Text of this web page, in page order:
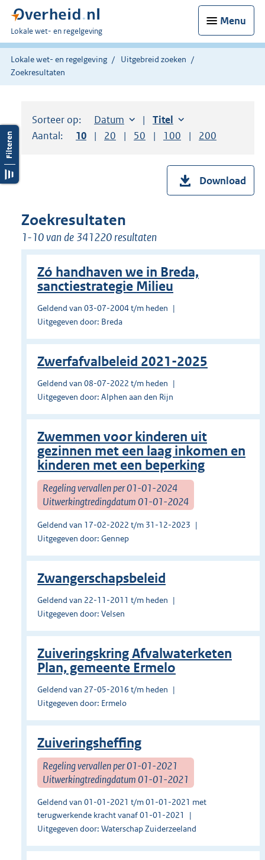
Menu
U
bent
hier:
Lokale wet- en regelgeving
Lokale wet- en regelgeving
Uitgebreid zoeken
Zoekresultaten
Sorteer op: Sorteer op:
Datum aflopendSorteer op:
Titel oplopend
Aantal:
Toon
10 resultaten per pagina
Toon
20 resultaten per pagina
Toon
50 resultaten per pagina
Toon
100 resultaten per
Toon
200
Download
Zoekresultaten
1-10 van de 341220 resultaten
Zó handhaven we in Breda,
sanctiestrategie Milieu
Geldend van 03-07-2004 t/m heden
Uitgegeven door: Breda
Zwerfafvalbeleid 2021-2025
Geldend van 08-07-2022 t/m heden
Uitgegeven door: Alphen aan den Rijn
Zwemmen voor kinderen uit
gezinnen met een laag inkomen en
kinderen met een beperking
Regeling vervallen per 01-01-2024
Uitwerkingtredingdatum 01-01-2024
Geldend van 17-02-2022 t/m 31-12-2023
Uitgegeven door: Gennep
Zwangerschapsbeleid
Geldend van 22-11-2011 t/m heden
Uitgegeven door: Velsen
Zuiveringskring Afvalwaterketen
Plan, gemeente Ermelo
Geldend van 27-05-2016 t/m heden
Uitgegeven door: Ermelo
Zuiveringsheffing
Regeling vervallen per 01-01-2021
Uitwerkingtredingdatum 01-01-2021
Geldend van 01-01-2021 t/m 01-01-2021 met
terugwerkende kracht vanaf 01-01-2021
Uitgegeven door: Waterschap Zuiderzeeland